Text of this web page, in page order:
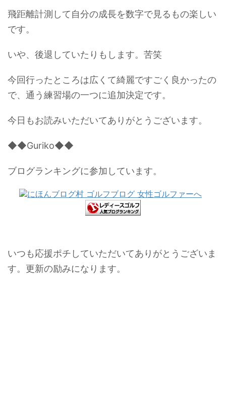
飛距離計測して自分の成長を数字で見るもの楽しい
です。
いや、後退していたりもします。苦笑
今回行ったところは広くて綺麗ですごく良かったの
で、通う練習場の一つに追加決定です。
今日もお読みいただいてありがとうございます。
◆◆Guriko◆◆
ブログランキングに参加しています。
いつも応援ポチしていただいてありがとうございま
す。更新の励みになります。